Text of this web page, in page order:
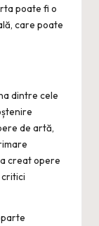
poate fi o
care poate
dintre cele
de artă,
creat opere